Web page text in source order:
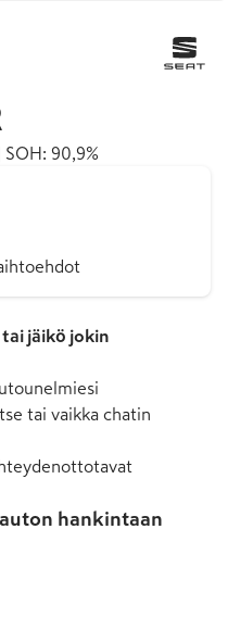
SOH: 90,9%
jäikö jokin
tai vaikka chatin
hankintaan